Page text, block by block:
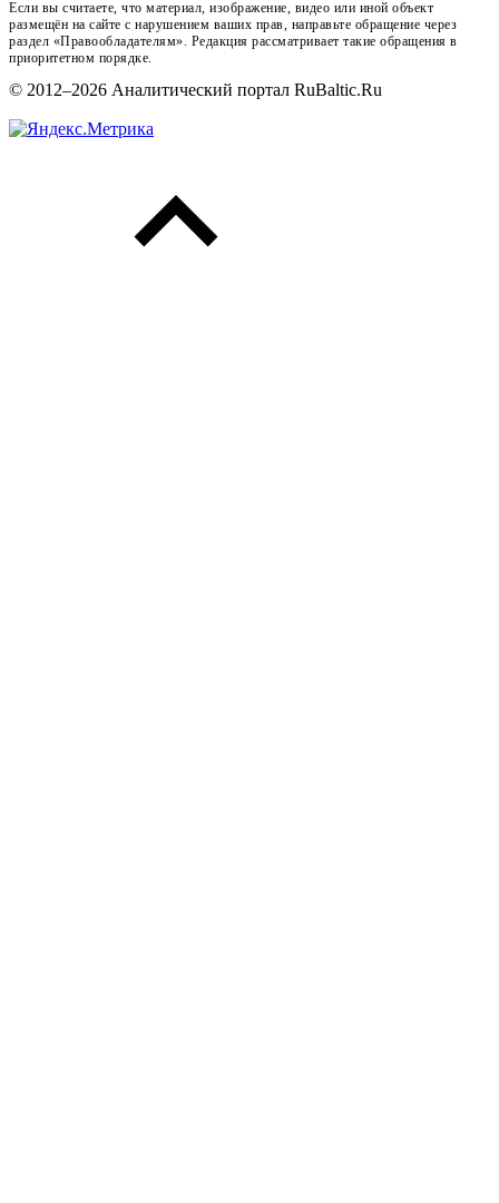
Если вы считаете, что материал, изображение, видео или иной объект
размещён на сайте с нарушением ваших прав, направьте обращение через
раздел «Правообладателям». Редакция рассматривает такие обращения в
приоритетном порядке.
© 2012–2026 Аналитический портал RuBaltic.Ru